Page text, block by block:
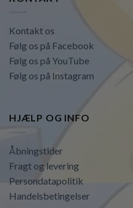
Kontakt os
Følg os på Facebook
Følg os på YouTube
Følg os på Instagram
HJÆLP OG INFO
Åbningstider
Fragt og levering
Persondatapolitik
Handelsbetingelser